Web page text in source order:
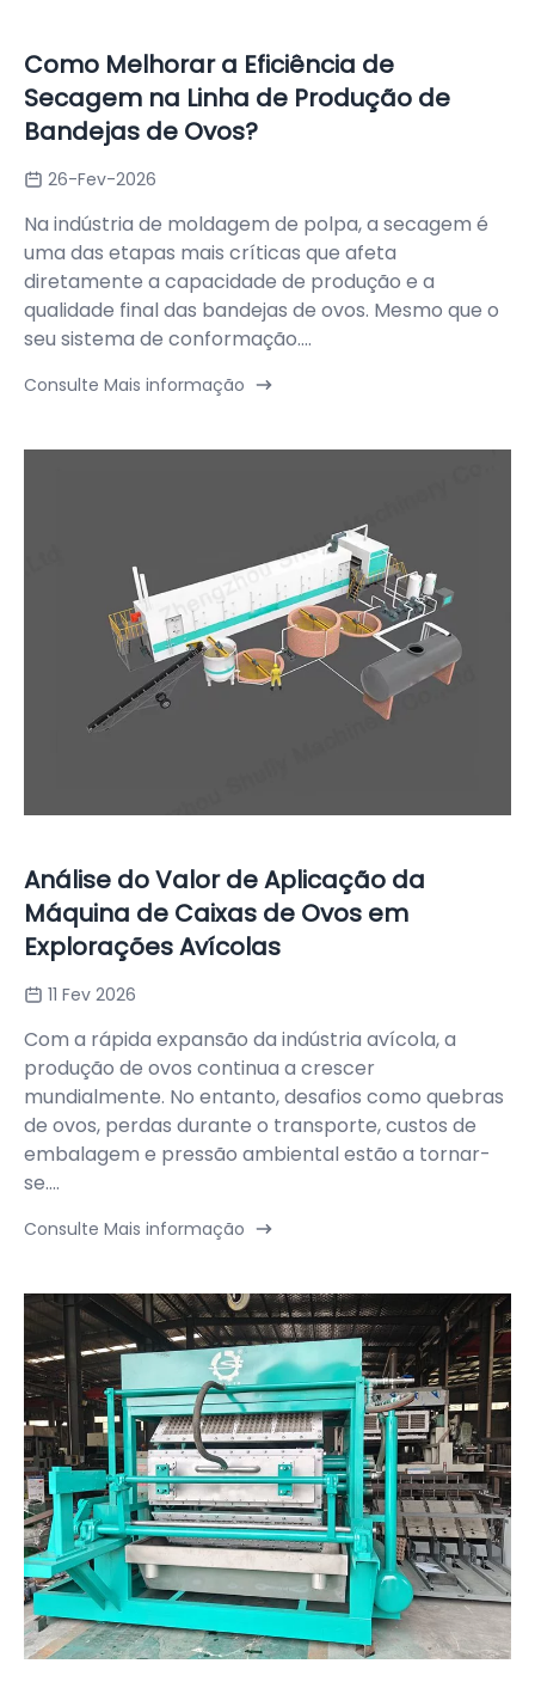
Como Melhorar a Eficiência de
Secagem na Linha de Produção de
Bandejas de Ovos?
26-Fev-2026
Na indústria de moldagem de polpa, a secagem é
uma das etapas mais críticas que afeta
diretamente a capacidade de produção e a
qualidade final das bandejas de ovos. Mesmo que o
seu sistema de conformação....
Consulte Mais informação
Análise do Valor de Aplicação da
Máquina de Caixas de Ovos em
Explorações Avícolas
11 Fev 2026
Com a rápida expansão da indústria avícola, a
produção de ovos continua a crescer
mundialmente. No entanto, desafios como quebras
de ovos, perdas durante o transporte, custos de
embalagem e pressão ambiental estão a tornar-
se....
Consulte Mais informação